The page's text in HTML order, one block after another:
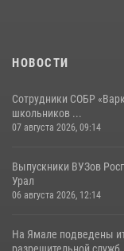
НОВОСТИ
Сотрудники СОБР
школьников ...
07 августа 2026, 09:14
Выпускники ВУЗов
Урал
06 августа 2026, 12:14
На Ямале подведены
разрешительной